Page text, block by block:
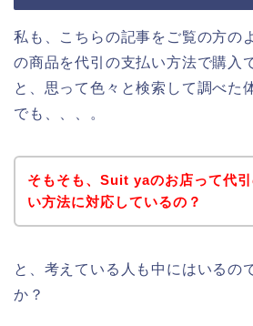
私も、こちらの記事をご覧の方の
の商品を代引の支払い方法で購入
と、思って色々と検索して調べた
でも、、、。
そもそも、Suit yaのお店って代
い方法に対応しているの？
と、考えている人も中にはいるの
か？